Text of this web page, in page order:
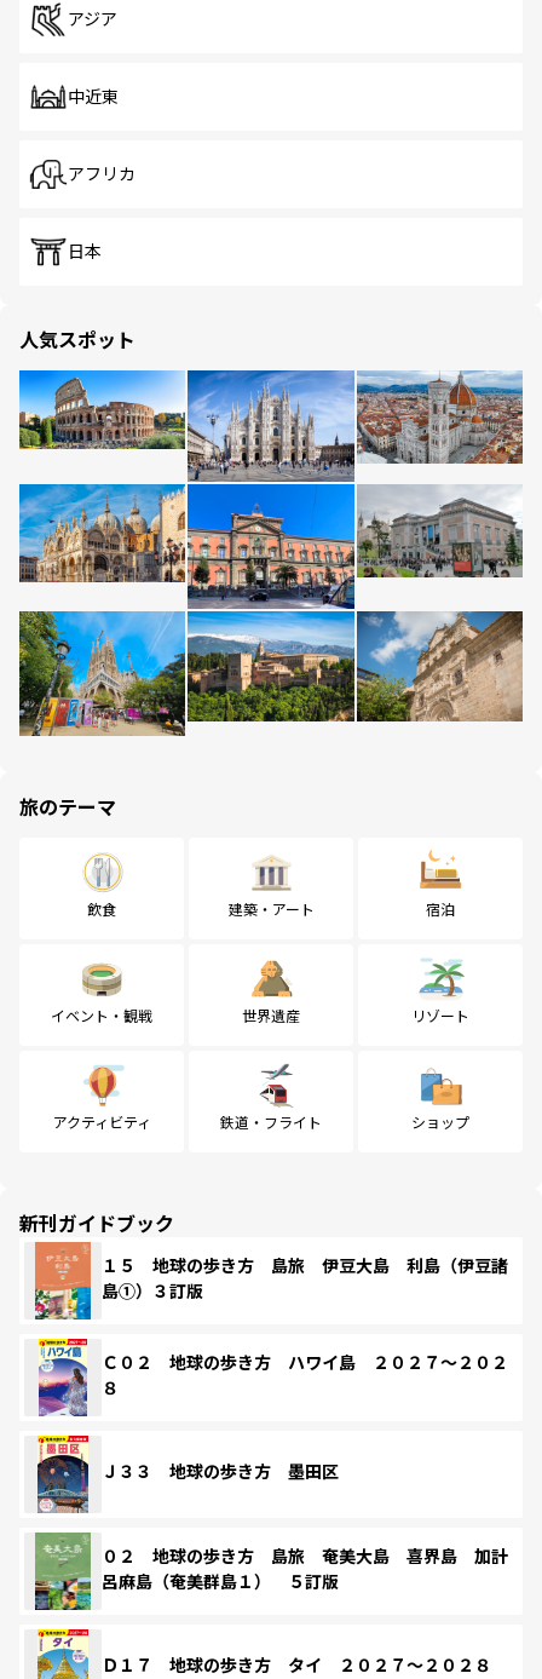
アジア
中近東
アフリカ
日本
人気スポット
旅のテーマ
飲食 建築・アート 宿泊
イベント・観戦 世界遺産 リゾート
アクティビティ 鉄道・フライト ショップ
新刊ガイドブック
１５ 地球の歩き方 島旅 伊豆大島 利島（伊豆諸
島①）３訂版
Ｃ０２ 地球の歩き方 ハワイ島 ２０２７～２０２
８
Ｊ３３ 地球の歩き方 墨田区
０２ 地球の歩き方 島旅 奄美大島 喜界島 加計
呂麻島（奄美群島１） ５訂版
Ｄ１７ 地球の歩き方 タイ ２０２７～２０２８